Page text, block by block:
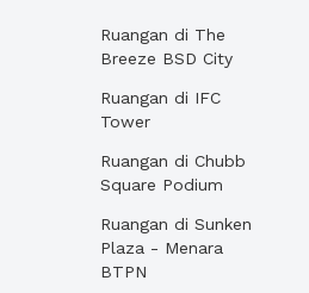
Ruangan di The
Breeze BSD City
Ruangan di IFC
Tower
Ruangan di Chubb
Square Podium
Ruangan di Sunken
Plaza - Menara
BTPN